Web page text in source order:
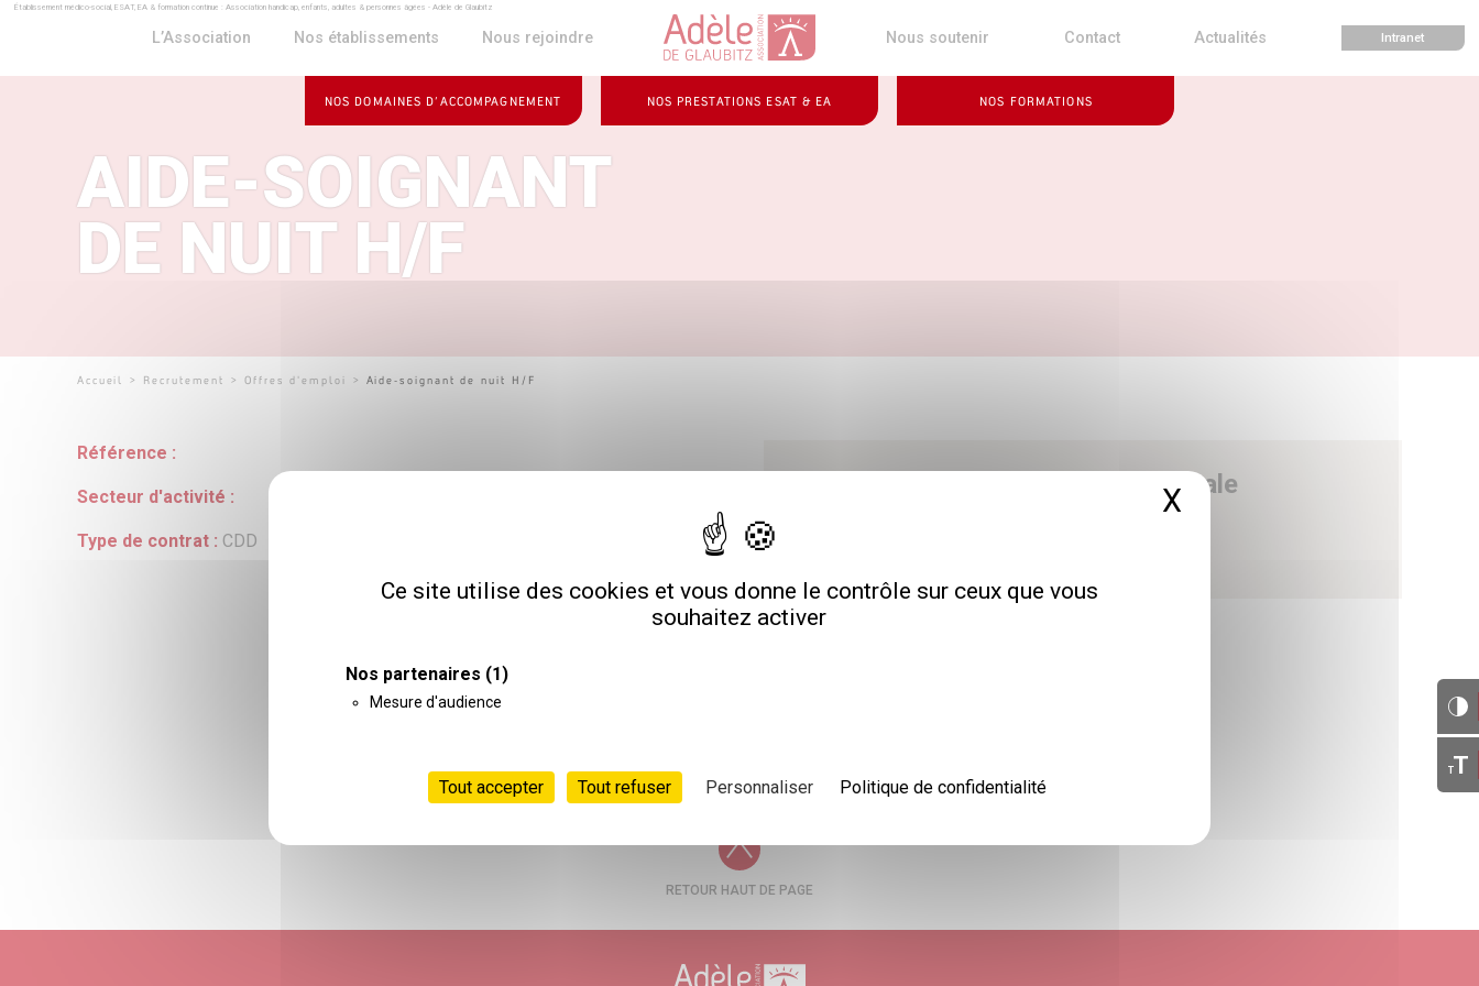
Panneau de gestion des cookies
Ce site utilise des cookies et vous donne le contrôle sur ceux que vous
souhaitez activer
Nos partenaires (1)
Mesure d'audience
Tout accepter Tout refuser Personnaliser Politique de confidentialité
X Masquer le
Établissement médico-social, ESAT, EA & formation continue : Association handicap, enfants, adultes & personnes âgées - Adèle de Glaubitz
TT
L’Association Nos établissements Nous rejoindre Nous soutenir Contact Actualités Intranet
NOS DOMAINES D’ACCOMPAGNEMENT NOS PRESTATIONS ESAT & EA NOS FORMATIONS
AIDE-SOIGNANT
DE NUIT H/F
Accueil > Recrutement > Offres d'emploi > Aide-soignant de nuit H/F
Référence :
Secteur d'activité :
Type de contrat : CDD
Siège - Direction générale
76 avenue du Neuhof
RETOUR HAUT DE PAGE